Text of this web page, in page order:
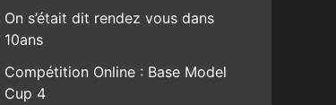
On s’était dit rendez vous dans
10ans
Compétition Online : Base Model
Cup 4